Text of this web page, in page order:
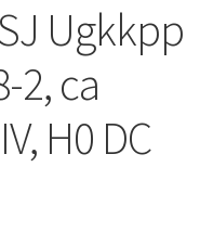
Ugkkpp
2, ca
H0 DC